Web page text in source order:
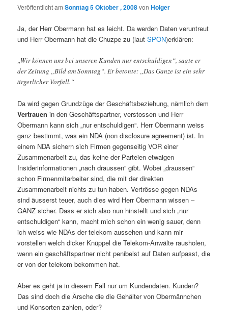
Veröffentlicht amSonntag 5 Oktober , 2008vonHolger
Ja, der Herr Obermann hat es leicht. Da werden Daten veruntreut
und Herr Obermann hat die Chuzpe zu (lautSPON)erklären:
„Wir können uns bei unseren Kunden nur entschuldigen“, sagte er
der Zeitung „Bild am Sonntag“. Er betonte: „Das Ganze ist ein sehr
ärgerlicher Vorfall.“
Da wird gegen Grundzüge der Geschäftsbeziehung, nämlich dem
Vertrauen in den Geschäftspartner, verstossen und Herr
Obermann kann sich „nur entschuldigen“. Herr Obermann weiss
ganz bestimmt, was ein NDA (non disclosure agreement) ist. In
einem NDA sichern sich Firmen gegenseitig VOR einer
Zusammenarbeit zu, das keine der Parteien etwaigen
Insiderinformationen „nach draussen“ gibt. Wobei „draussen“
schon Firmenmitarbeiter sind, die mit der direkten
Zusammenarbeit nichts zu tun haben. Vertrösse gegen NDAs
sind äusserst teuer, auch dies wird Herr Obermann wissen –
GANZ sicher. Dass er sich also nun hinstellt und sich „nur
entschuldigen“ kann, macht mich schon ein wenig sauer, denn
ich weiss wie NDAs der telekom aussehen und kann mir
vorstellen welch dicker Knüppel die Telekom-Anwälte rausholen,
wenn ein geschäftspartner nicht penibelst auf Daten aufpasst, die
er von der telekom bekommen hat.
Aber es geht ja in diesem Fall nur um Kundendaten. Kunden?
Das sind doch die Ärsche die die Gehälter von Obermännchen
und Konsorten zahlen, oder?